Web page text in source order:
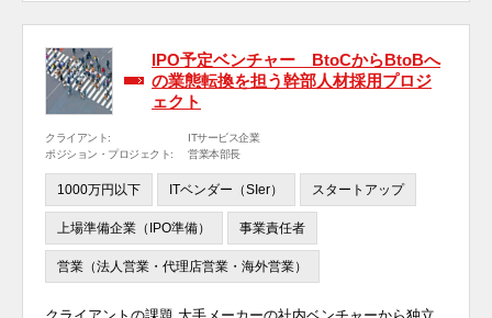
IPO予定ベンチャー BtoCからBtoBへ
の業態転換を担う幹部人材採用プロジ
ェクト
クライアント:
ITサービス企業
ポジション・プロジェクト:
営業本部長
1000万円以下 ITベンダー（SIer） スタートアップ
上場準備企業（IPO準備） 事業責任者
営業（法人営業・代理店営業・海外営業）